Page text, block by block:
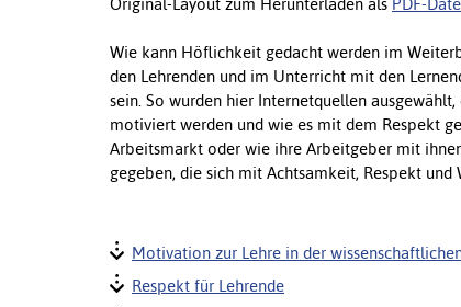
Original-Layout zum Herunterladen als PDF-
Wie kann Höflichkeit gedacht werden im
den Lehrenden und im Unterricht mit den
sein. So wurden hier Internetquellen
motiviert werden und wie es mit dem Respekt
Arbeitsmarkt oder wie ihre Arbeitgeber mit
gegeben, die sich mit Achtsamkeit, Respekt und
Motivation zur Lehre in der
Respekt für Lehrende